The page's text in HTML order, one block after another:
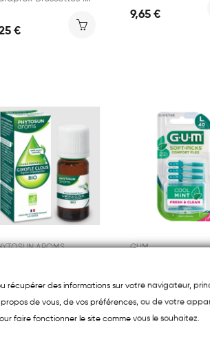
€
9,65 €
AROMS GUM
récupérer des informations sur votre navigateur,
de vous, de vos préférences, ou de votre
faire fonctionner le site comme vous le souhaitez.